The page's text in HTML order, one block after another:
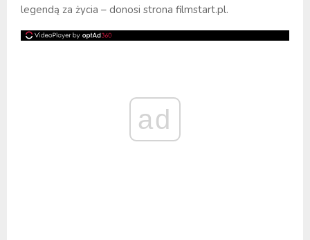
legendą za życia – donosi strona filmstart.pl.
ad